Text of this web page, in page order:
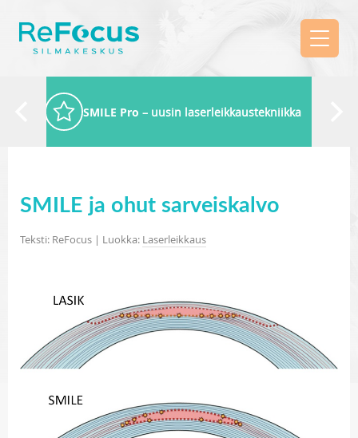
SMILE Pro – uusin laserleikkaustekniikka
SMILE ja ohut sarveiskalvo
Teksti: ReFocus | Luokka: Laserleikkaus